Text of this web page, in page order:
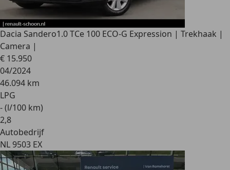
Dacia Sandero1.0 TCe 100 ECO-G Expression | Trekhaak |
Camera |
€ 15.950
04/2024
46.094 km
LPG
- (l/100 km)
2,8
Autobedrijf
NL 9503 EX